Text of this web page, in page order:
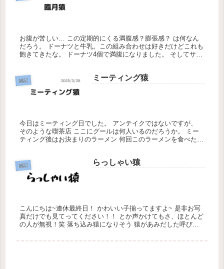
お腹が苦しい… この定期的にくる満腹感？膨張感？ は何なん
だろう。 ドーナツと牛乳。この組み合わせは好きだけどこれも
飽きてきたな。 ドーナツ4個で満腹になりました。 そしてサウ
雑記 ミーティング猿
今日はミーティング日でした。 アンテイクではないですが、
そのような喫茶店 ここにグールは何人いるのだろうか。 ミー
ティング後はお決まりのラーメン 何回このラーメンを食べたの
雑記 らっしゃい猿
こんにちは~連休最終日！ かわいい子揃ってますよ~ 是非お写
真だけでも見てってください！！ とか声かけてもさ、ほとんど
の人が無視！笑 落ち込み猿になりそう 猿があみだした呼び込